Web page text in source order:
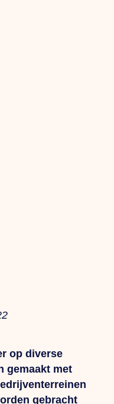
op diverse
gemaakt met
gebracht